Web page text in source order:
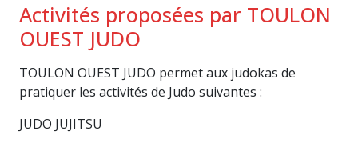
Activités proposées par TOULON
OUEST JUDO
TOULON OUEST JUDO permet aux judokas de
pratiquer les activités de Judo suivantes :
JUDO JUJITSU